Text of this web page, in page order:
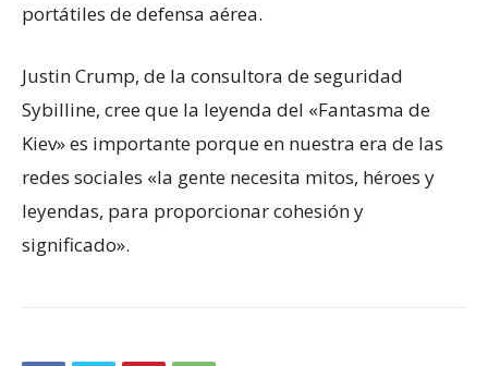
portátiles de defensa aérea.
Justin Crump, de la consultora de seguridad
Sybilline, cree que la leyenda del «Fantasma de
Kiev» es importante porque en nuestra era de las
redes sociales «la gente necesita mitos, héroes y
leyendas, para proporcionar cohesión y
significado».